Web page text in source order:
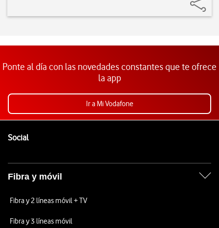
Ponte al día con las novedades constantes que te ofrece
la app
Ir a Mi Vodafone
SocialEnlaces a las redes sociales de Vodafone
Fibra y móvil
Fibra y 2 líneas móvil + TV
Fibra y 3 líneas móvil